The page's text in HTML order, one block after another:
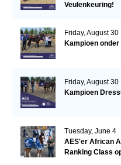
Veulenkeuring!
Friday, August 30
Kampioen
Friday, August 30
Kampioen
Tuesday, June 4
AES'er African
Ranking Class